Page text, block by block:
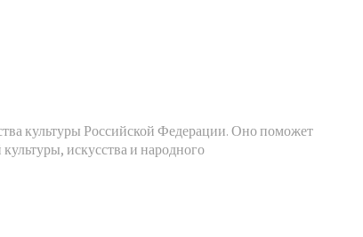
культуры Российской Федерации. Оно поможет
искусства и народного